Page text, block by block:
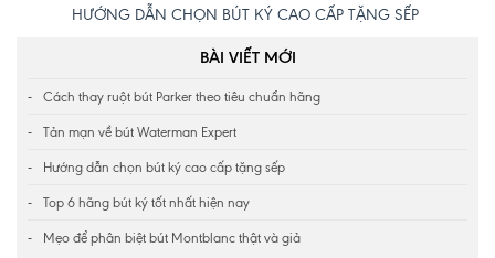
HƯỚNG DẪN CHỌN BÚT KÝ CAO CẤP TẶNG SẾP
BÀI VIẾT MỚI
Cách thay ruột bút Parker theo tiêu chuẩn hãng
Tản mạn về bút Waterman Expert
Hướng dẫn chọn bút ký cao cấp tặng sếp
Top 6 hãng bút ký tốt nhất hiện nay
Mẹo để phân biệt bút Montblanc thật và giả